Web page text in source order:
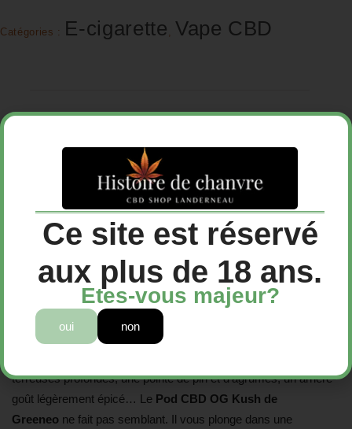
Catégories : E-cigarette , Vape CBD
Avis (0)
Pod de CBD OG Kush – Greeneo 🌿🔥Le caractère à l’état
terreuses profondes, une pointe de pin et d’agrumes, un arrière-
goût légèrement épicé… Le Pod CBD OG Kush de
Greeneo ne fait pas semblant. Il vous plonge dans une
Ce site est réservé
aux plus de 18 ans.
Etes-vous majeur?
oui non